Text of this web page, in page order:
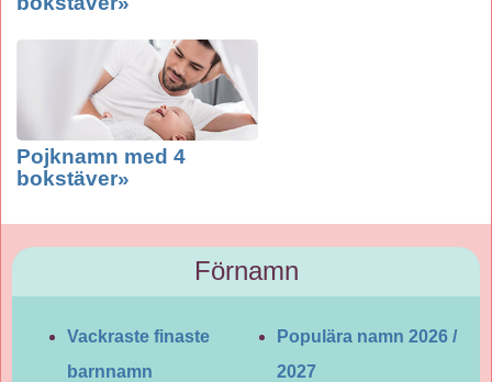
Pojknamn med 4
bokstäver»
Förnamn
Vackraste finaste
barnnamn
Populära namn 2026 /
2027